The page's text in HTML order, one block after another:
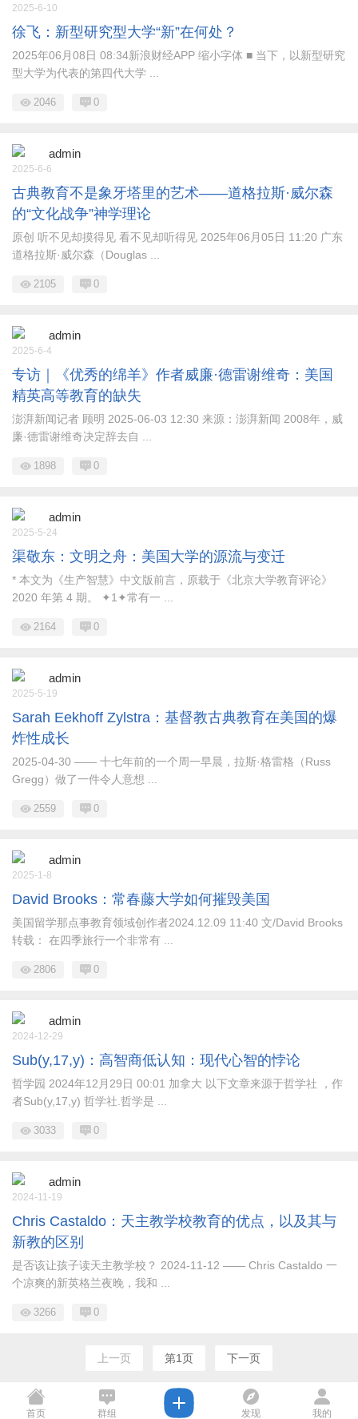
2025-6-10
徐飞：新型研究型大学“新”在何处？
2025年06月08日 08:34新浪财经APP 缩小字体 ■ 当下，以新型研究
型大学为代表的第四代大学 ...
2046 0
admin
2025-6-6
古典教育不是象牙塔里的艺术——道格拉斯·威尔森
的“文化战争”神学理论
原创 听不见却摸得见 看不见却听得见 2025年06月05日 11:20 广东
道格拉斯·威尔森（Douglas ...
2105 0
admin
2025-6-4
专访｜《优秀的绵羊》作者威廉·德雷谢维奇：美国
精英高等教育的缺失
澎湃新闻记者 顾明 2025-06-03 12:30 来源：澎湃新闻 2008年，威
廉·德雷谢维奇决定辞去自 ...
1898 0
admin
2025-5-24
渠敬东：文明之舟：美国大学的源流与变迁
* 本文为《生产智慧》中文版前言，原载于《北京大学教育评论》
2020 年第 4 期。 ✦1✦常有一 ...
2164 0
admin
2025-5-19
Sarah Eekhoff Zylstra：基督教古典教育在美国的爆
炸性成长
2025-04-30 —— 十七年前的一个周一早晨，拉斯·格雷格（Russ
Gregg）做了一件令人意想 ...
2559 0
admin
2025-1-8
David Brooks：常春藤大学如何摧毁美国
美国留学那点事教育领域创作者2024.12.09 11:40 文/David Brooks
转载： 在四季旅行一个非常有 ...
2806 0
admin
2024-12-29
Sub(y,17,y)：高智商低认知：现代心智的悖论
哲学园 2024年12月29日 00:01 加拿大 以下文章来源于哲学社 ，作
者Sub(y,17,y) 哲学社.哲学是 ...
3033 0
admin
2024-11-19
Chris Castaldo：天主教学校教育的优点，以及其与
新教的区别
是否该让孩子读天主教学校？ 2024-11-12 —— Chris Castaldo 一
个凉爽的新英格兰夜晚，我和 ...
3266 0
上一页 第1页 下一页
首页 群组 发现 我的